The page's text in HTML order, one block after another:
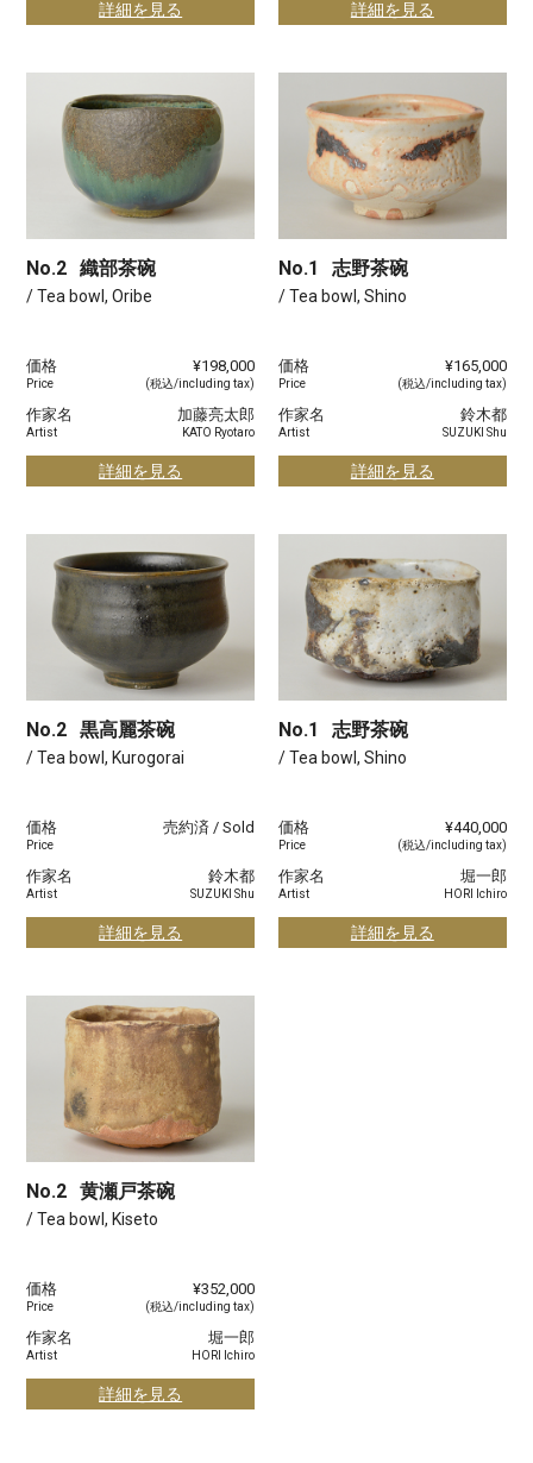
詳細を見る 詳細を見る
No.2 織部茶碗
/ Tea bowl, Oribe
価格
Price
¥198,000
(税込/including tax)
作家名
Artist
加藤亮太郎
KATO Ryotaro
詳細を見る
No.1 志野茶碗
/ Tea bowl, Shino
価格
Price
¥165,000
(税込/including tax)
作家名
Artist
鈴木都
SUZUKI Shu
詳細を見る
No.2 黒高麗茶碗
/ Tea bowl, Kurogorai
価格
Price
売約済 / Sold
作家名
Artist
鈴木都
SUZUKI Shu
詳細を見る
No.1 志野茶碗
/ Tea bowl, Shino
価格
Price
¥440,000
(税込/including tax)
作家名
Artist
堀一郎
HORI Ichiro
詳細を見る
No.2 黄瀬戸茶碗
/ Tea bowl, Kiseto
価格
Price
¥352,000
(税込/including tax)
作家名
Artist
堀一郎
HORI Ichiro
詳細を見る